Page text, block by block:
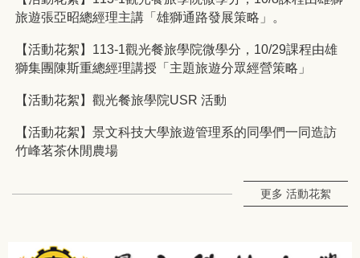
旅遊張亞昭總經理主講「雄獅通路發展策略」。
【活動花絮】113-1觀光餐旅學院微學分，10/29課程由雄
獅集團陳斯重總經理講授「主題旅遊分眾經營策略」
【活動花絮】觀光餐旅學院USR 活動
【活動花絮】景文科技大學旅遊管理系的同學們一同造訪
竹峰茗茶休閒農場
更多 活動花絮